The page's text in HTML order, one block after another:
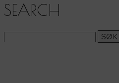
SEARCH
Search: